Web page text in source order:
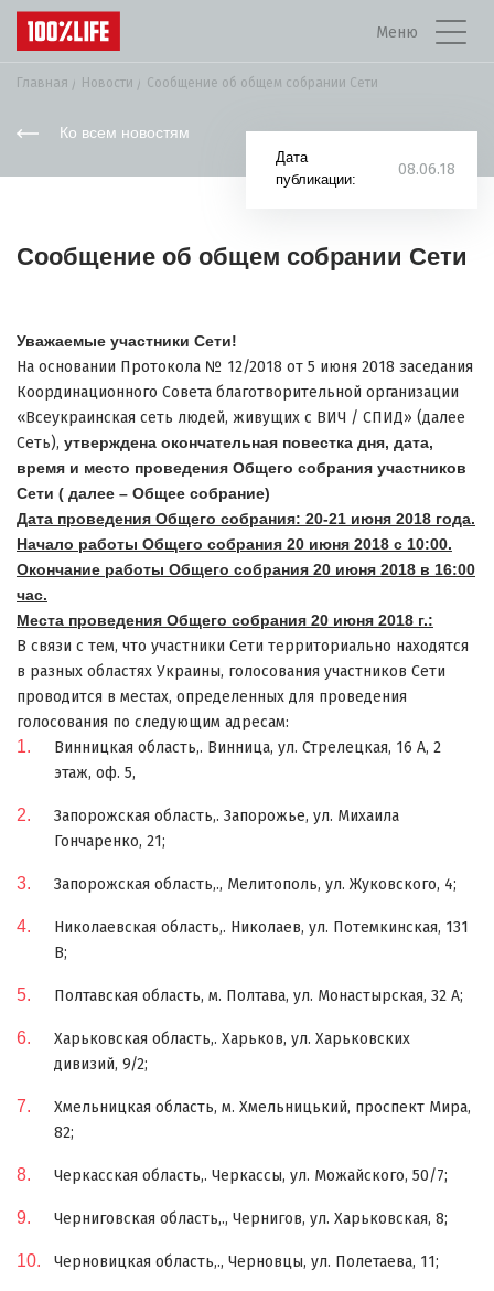
Меню
Главная Новости Сообщение об общем собрании Сети
Ко всем новостям
Дата
публикации:
08.06.18
Сообщение об общем собрании Сети
Уважаемые участники Сети!
На основании Протокола № 12/2018 от 5 июня 2018 заседания
Координационного Совета благотворительной организации
«Всеукраинская сеть людей, живущих с ВИЧ / СПИД» (далее
Сеть), утверждена окончательная повестка дня, дата,
время и место проведения Общего собрания участников
Сети ( далее – Общее собрание)
Дата проведения Общего собрания: 20-21 июня 2018 года.
Начало работы Общего собрания 20 июня 2018 с 10:00.
Окончание работы Общего собрания 20 июня 2018 в 16:00
час.
Места проведения Общего собрания 20 июня 2018 г.:
В связи с тем, что участники Сети территориально находятся
в разных областях Украины, голосования участников Сети
проводится в местах, определенных для проведения
голосования по следующим адресам:
Винницкая область,. Винница, ул. Стрелецкая, 16 А, 2
этаж, оф. 5,
Запорожская область,. Запорожье, ул. Михаила
Гончаренко, 21;
Запорожская область,., Мелитополь, ул. Жуковского, 4;
Николаевская область,. Николаев, ул. Потемкинская, 131
В;
Полтавская область, м. Полтава, ул. Монастырская, 32 А;
Харьковская область,. Харьков, ул. Харьковских
дивизий, 9/2;
Хмельницкая область, м. Хмельницький, проспект Мира,
82;
Черкасская область,. Черкассы, ул. Можайского, 50/7;
Черниговская область,., Чернигов, ул. Харьковская, 8;
Черновицкая область,., Черновцы, ул. Полетаева, 11;